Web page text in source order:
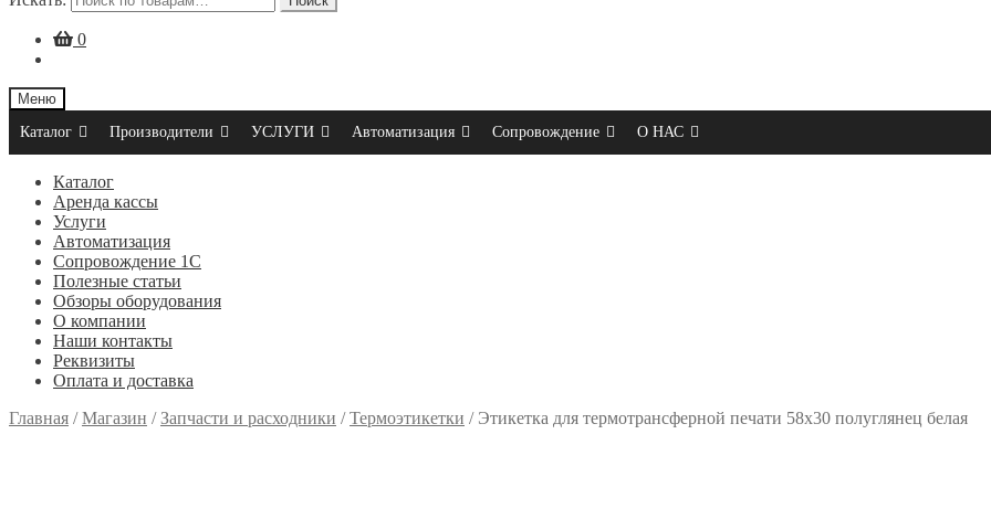
0
Меню
Каталог
Производители УСЛУГИ Автоматизация Сопровождение О НАС
Каталог
Аренда кассы
Услуги
Автоматизация
Сопровождение 1С
Полезные статьи
Обзоры оборудования
О компании
Наши контакты
Реквизиты
Оплата и доставка
Главная /Магазин /Запчасти и расходники /Термоэтикетки / Этикетка для термотрансферной печати 58х30 полуглянец белая